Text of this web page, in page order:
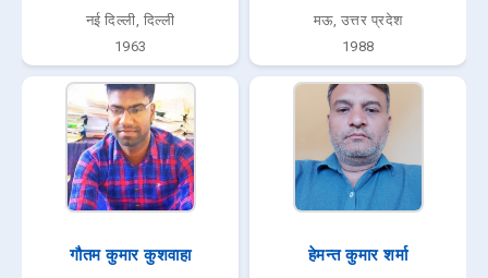
नई दिल्ली, दिल्ली
1963
मऊ, उत्तर प्रदेश
1988
गौतम कुमार कुशवाहा हेमन्त कुमार शर्मा